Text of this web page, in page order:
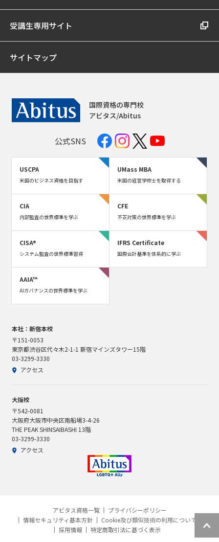
受講生専用サイト
サイトマップ
国際資格の専門校
アビタス/Abitus
公式SNS
USCPA
米国のビジネス資格を目指す
UMass MBA
米国の経営学修士を取得する
CIA
内部監査の世界標準を学ぶ
CFE
不正対策の世界標準を学ぶ
CISA®
システム監査の世界標準習得
IFRS Certificate
国際会計基準を体系的に学ぶ
AAIA™
AIガバナンスの世界標準を学ぶ
本社：新宿本校
〒151-0053
東京都渋谷区代々木2-1-1 新宿マインズタワー15階
03-3299-3330
アクセス
大阪校
〒542-0081
大阪府大阪市中央区南船場3-4-26
THE PEAK SHINSAIBASHI 13階
03-3299-3330
アクセス
アビタス資格一覧
プライバシーポリシー
情報セキュリティ基本方針
Cookie及び類似技術の利用について
採用情報
特定商取引法に基づく表示